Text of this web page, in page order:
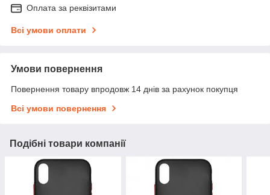
Оплата за реквізитами
Всі умови оплати
Умови повернення
Повернення товару впродовж 14 днів за рахунок покупця
Всі умови повернення
Подібні товари компанії